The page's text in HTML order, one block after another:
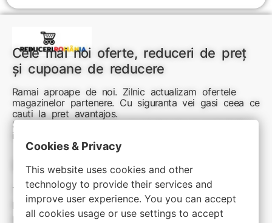
Cele mai noi oferte, reduceri de preț
și cupoane de reducere
Ramai aproape de noi. Zilnic actualizam ofertele
magazinelor partenere. Cu siguranta vei gasi ceea ce
cauti la pret avantajos.
Sunteti aici pentru reduceri inteligente si cumpărături
inspirate
Link-uri utile:
Termeni si conditii
Politica de confidentialitate
Politica de cookie
Cookies & Privacy
This website uses cookies and other
technology to provide their services and
improve user experience. You you can accept
all cookies usage or use settings to accept